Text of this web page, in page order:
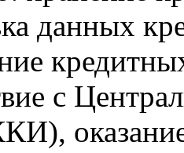
данных
с